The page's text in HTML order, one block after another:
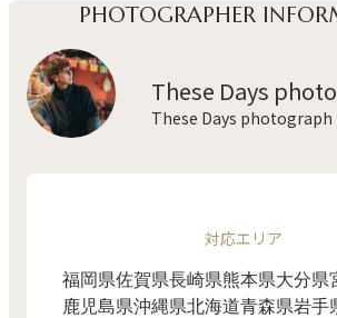
PHOTOGRAPHER
These Days
These Days photograph
対応エリア
福岡県佐賀県長崎県熊本県大分県
鹿児島県沖縄県北海道青森県岩手